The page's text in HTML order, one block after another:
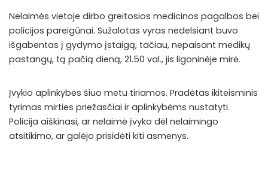
Nelaimės vietoje dirbo greitosios medicinos pagalbos bei
policijos pareigūnai. Sužalotas vyras nedelsiant buvo
išgabentas į gydymo įstaigą, tačiau, nepaisant medikų
pastangų, tą pačią dieną, 21.50 val., jis ligoninėje mirė.
Įvykio aplinkybės šiuo metu tiriamos. Pradėtas ikiteisminis
tyrimas mirties priežasčiai ir aplinkybėms nustatyti.
Policija aiškinasi, ar nelaimė įvyko dėl nelaimingo
atsitikimo, ar galėjo prisidėti kiti asmenys.